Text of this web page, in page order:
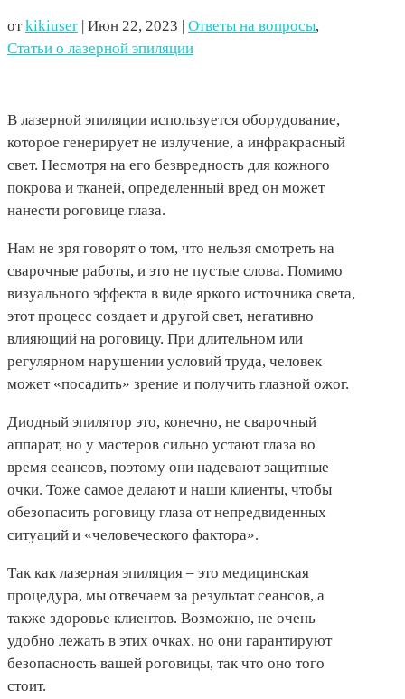
отkikiuser | Июн 22, 2023 | Ответы на вопросы,
Статьи о лазерной эпиляции
В лазерной эпиляции используется оборудование,
которое генерирует не излучение, а инфракрасный
свет. Несмотря на его безвредность для кожного
покрова и тканей, определенный вред он может
нанести роговице глаза.
Нам не зря говорят о том, что нельзя смотреть на
сварочные работы, и это не пустые слова. Помимо
визуального эффекта в виде яркого источника света,
этот процесс создает и другой свет, негативно
влияющий на роговицу. При длительном или
регулярном нарушении условий труда, человек
может «посадить» зрение и получить глазной ожог.
Диодный эпилятор это, конечно, не сварочный
аппарат, но у мастеров сильно устают глаза во
время сеансов, поэтому они надевают защитные
очки. Тоже самое делают и наши клиенты, чтобы
обезопасить роговицу глаза от непредвиденных
ситуаций и «человеческого фактора».
Так как лазерная эпиляция – это медицинская
процедура, мы отвечаем за результат сеансов, а
также здоровье клиентов. Возможно, не очень
удобно лежать в этих очках, но они гарантируют
безопасность вашей роговицы, так что оно того
стоит.